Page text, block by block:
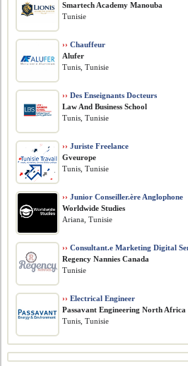
Smartech Academy Manouba
Tunisie
›› Chauffeur
Alufer
Tunis, Tunisie
›› Des Enseignants Docteurs
Law And Business School
Tunis, Tunisie
›› Juriste Freelance
Gveurope
Tunis, Tunisie
›› Junior Conseiller.ère Anglophone
Worldwide Studies
Ariana, Tunisie
›› Consultant.e Marketing Digital
Regency Nannies Canada
Tunisie
›› Electrical Engineer
Passavant Engineering North Africa
Tunis, Tunisie